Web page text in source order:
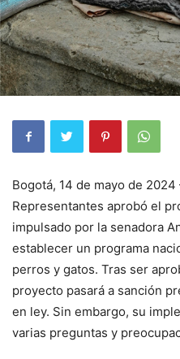
Bogotá, 14 de mayo de 2024
Representantes aprobó el
impulsado por la senadora
establecer un programa
perros y gatos. Tras ser
proyecto pasará a sanción
en ley. Sin embargo, su
varias preguntas y